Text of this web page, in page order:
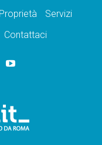
Servizi
Contattaci